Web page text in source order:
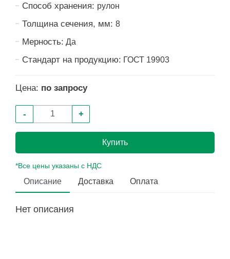
Способ хранения: рулон
Толщина сечения, мм: 8
Мерность: Да
Стандарт на продукцию: ГОСТ 19903
Цена: по запросу
- +
Купить
*Все цены указаны с НДС
Описание Доставка Оплата
Нет описания